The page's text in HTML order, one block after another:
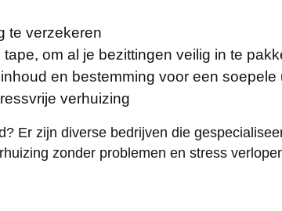
te verzekeren
om al je bezittingen veilig in te
en bestemming voor een soepele
verhuizing
Er zijn diverse bedrijven die
zonder problemen en stress